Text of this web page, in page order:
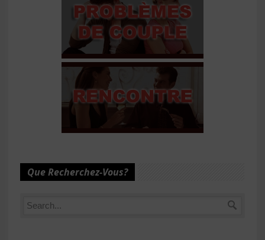
Que Recherchez-Vous?